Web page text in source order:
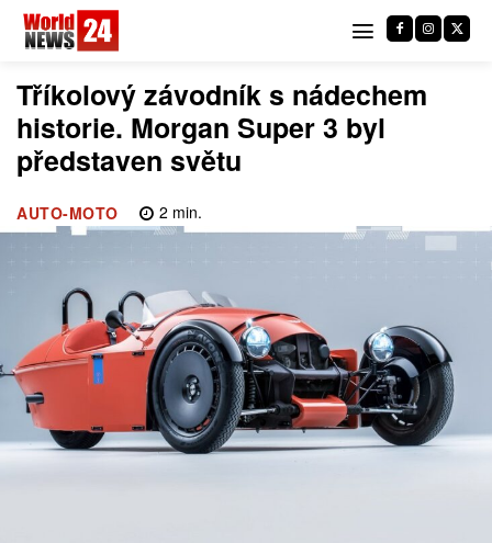
Tříkolový závodník s nádechem
historie. Morgan Super 3 byl
představen světu
AUTO-MOTO 2 min.